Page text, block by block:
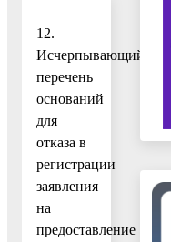
12.
Исчерпывающий
перечень
оснований
для
отказа в
регистрации
заявления
на
предоставление